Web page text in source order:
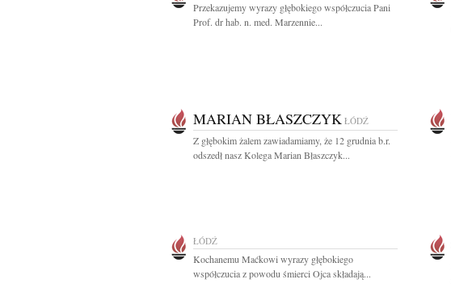
Przekazujemy wyrazy głębokiego współczucia Pani
Prof. dr hab. n. med. Marzennie...
MARIAN BŁASZCZYK ŁÓDŹ
Z głębokim żalem zawiadamiamy, że 12 grudnia b.r.
odszedł nasz Kolega Marian Błaszczyk...
ŁÓDŹ
Kochanemu Maćkowi wyrazy głębokiego
współczucia z powodu śmierci Ojca składają...